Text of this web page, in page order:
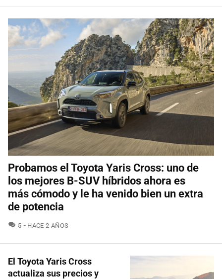
Probamos el Toyota Yaris Cross: uno de
los mejores B-SUV híbridos ahora es
más cómodo y le ha venido bien un extra
de potencia
5 COMENTARIOS
HACE 2 AÑOS
El Toyota Yaris Cross
actualiza sus precios y